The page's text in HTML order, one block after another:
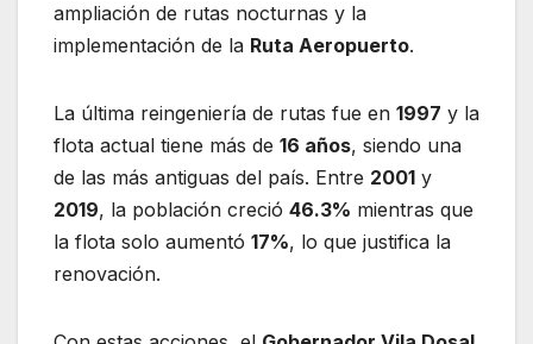
ampliación de rutas nocturnas y la
implementación de la Ruta Aeropuerto.
La última reingeniería de rutas fue en 1997 y la
flota actual tiene más de 16 años, siendo una
de las más antiguas del país. Entre 2001 y
2019, la población creció 46.3% mientras que
la flota solo aumentó 17%, lo que justifica la
renovación.